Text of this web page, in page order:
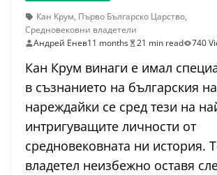
Кан Крум, Първо Българско Царство,
Средновековни владетели
Андрей Енев11 months 21 min read 740
Кан Крум винаги е имал
в съзнанието на българския
нареждайки се сред тези на
интригуващите личности от
средновековната ни история.
владетел неизбежно оставя